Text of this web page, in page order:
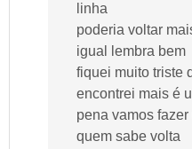
linha
poderia voltar
igual lembra bem
fiquei muito triste
encontrei mais é
pena vamos
quem sabe volta